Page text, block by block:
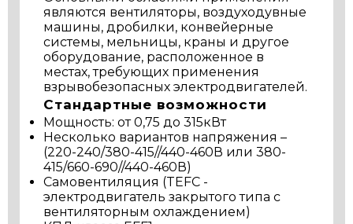
являются вентиляторы, воздуходувные
машины, дробилки, конвейерные
системы, мельницы, краны и другое
оборудование, расположенное в
местах, требующих применения
взрывобезопасных электродвигателей.
Стандартные возможности
Мощность: от 0,75 до 315кВт
Несколько вариантов напряжения –
(220-240/380-415//440-460В или 380-
415/660-690//440-460В)
Самовентиляция (TEFC -
электродвигатель закрытого типа с
вентиляторным охлаждением)